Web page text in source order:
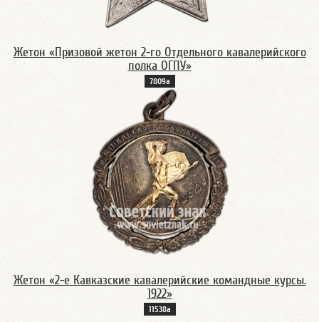
Жетон «Призовой жетон 2-го Отдельного кавалерийского
полка ОГПУ»
7809а
Жетон «2-е Кавказские кавалерийские командные курсы.
1922»
11538а